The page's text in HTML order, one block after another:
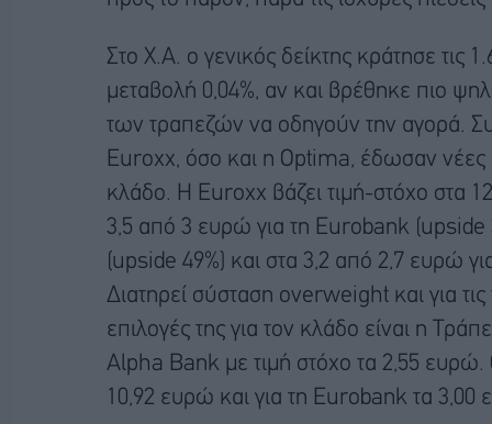
Στο Χ.Α. ο γενικός δείκτης κράτησε τις
μεταβολή 0,04%, αν και βρέθηκε πιο
των τραπεζών να οδηγούν την αγορά.
Euroxx, όσο και η Optima, έδωσαν νέες
κλάδο. Η Euroxx βάζει τιμή-στόχο στα
3,5 από 3 ευρώ για τη Eurobank (upside
(upside 49%) και στα 3,2 από 2,7 ευρώ
Διατηρεί σύσταση overweight και για
επιλογές της για τον κλάδο είναι η
Alpha Bank με τιμή στόχο τα 2,55 ευρώ.
10,92 ευρώ και για τη Eurobank τα 3,00